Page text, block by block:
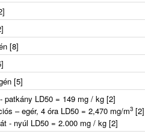
[8]
[5]
patkány LD50 = 149 mg / kg [2]
– egér, 4 óra LD50 = 2,470 mg/m3 [2]
- nyúl LD50 = 2.000 mg / kg [2]